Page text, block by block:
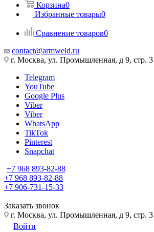
Корзина0
Избранные товары0
Сравнение товаров0
contact@armweld.ru
г. Москва, ул. Промышленная, д 9, стр. 3
Telegram
YouTube
Google Plus
Viber
Viber
WhatsApp
TikTok
Pinterest
Snapchat
+7 968 893-82-88
+7 968 893-82-88
+7 906-731-15-33
Заказать звонок
г. Москва, ул. Промышленная, д 9, стр. 3
Войти